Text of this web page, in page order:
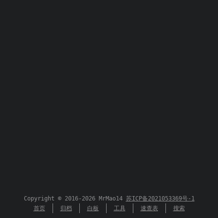
Copyright © 2016-2026 MrMao14 苏ICP备2021053369号-1
首页
归档 白板 工具 速查表 搜索